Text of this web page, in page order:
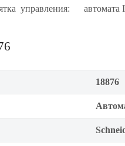
управления:
18876